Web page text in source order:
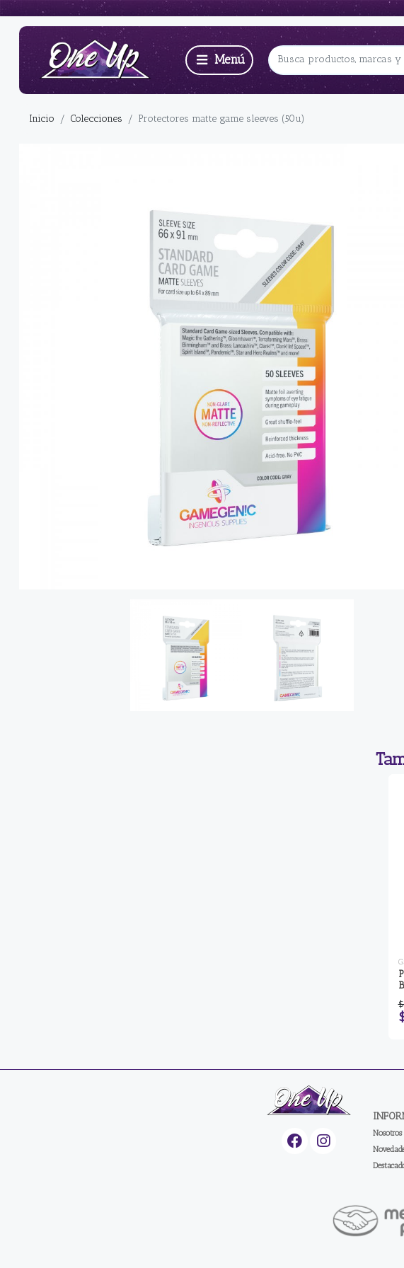
Inicio Colecciones Protectores matte game sleeves (50u)
Nosotros